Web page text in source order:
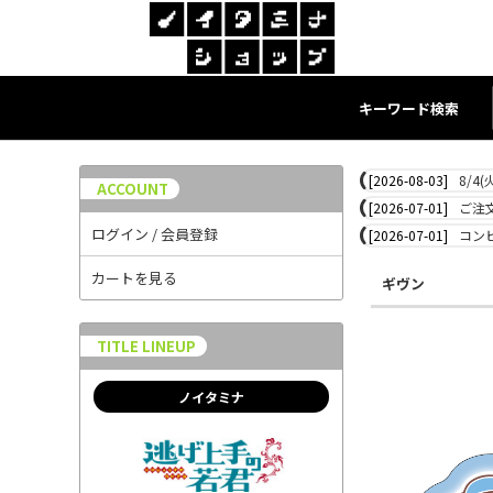
キーワード検索
ACCOUNT
ログイン / 会員登録
カートを見る
TITLE LINEUP
ノイタミナ
[2026-08-03]
8/4(
[2026-07-01]
ご注
[2026-07-01]
コン
ギヴン